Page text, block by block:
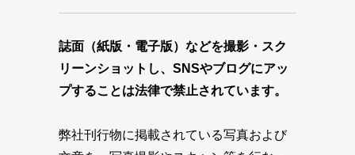
誌面（紙版・電子版）などを撮影・スク
リーンショットし、SNSやブログにアッ
プすることは法律で禁止されています。
弊社刊行物に掲載されている写真および